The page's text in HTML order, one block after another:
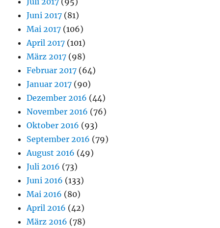
Juni 2017 (81)
Mai 2017 (106)
April 2017 (101)
März 2017 (98)
Februar 2017 (64)
Januar 2017 (90)
Dezember 2016 (44)
November 2016 (76)
Oktober 2016 (93)
September 2016 (79)
August 2016 (49)
Juli 2016 (73)
Juni 2016 (133)
Mai 2016 (80)
April 2016 (42)
März 2016 (78)